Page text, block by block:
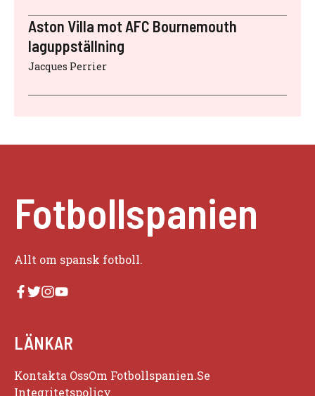
Aston Villa mot AFC Bournemouth
laguppställning
Jacques Perrier
Fotbollspanien
Allt om spansk fotboll.
LÄNKAR
Kontakta OssOm Fotbollspanien.se
Integritetspolicy